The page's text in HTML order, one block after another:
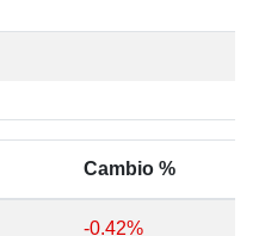
Cambio %
-0.42%